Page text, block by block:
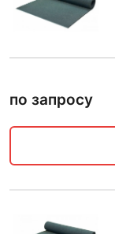
по запросу